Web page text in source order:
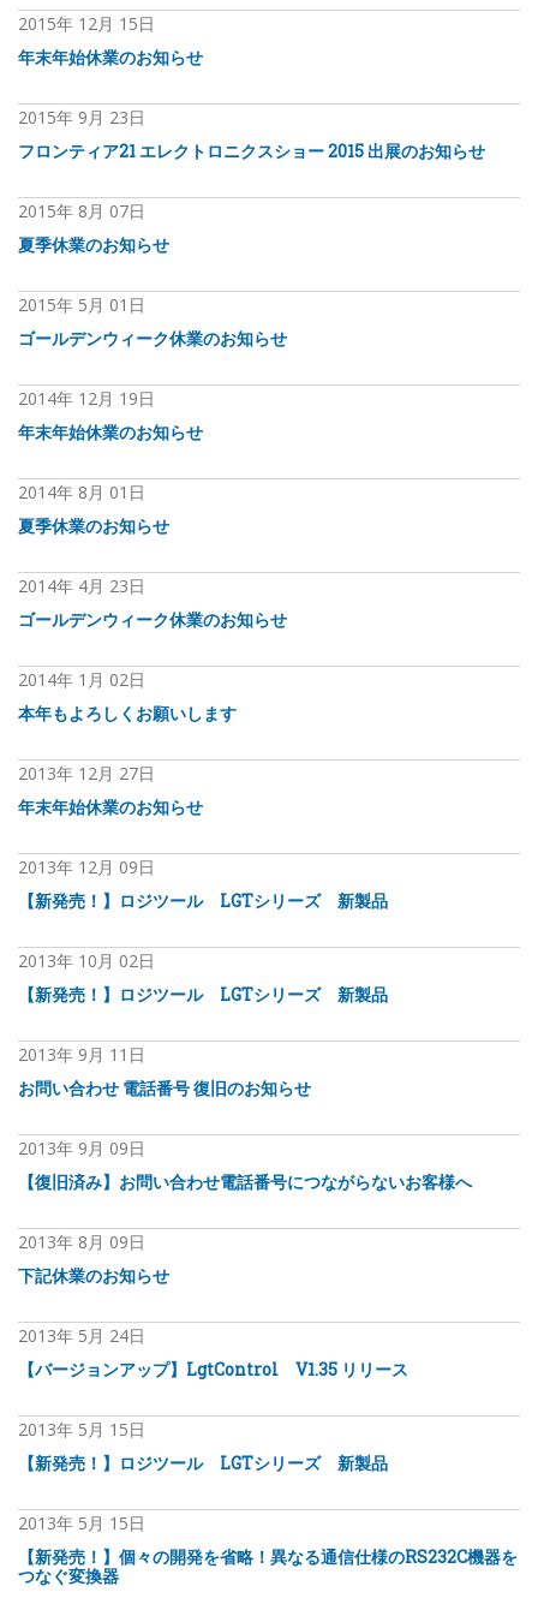
2015年 12月 15日
年末年始休業のお知らせ
2015年 9月 23日
フロンティア21 エレクトロニクスショー 2015 出展のお知らせ
2015年 8月 07日
夏季休業のお知らせ
2015年 5月 01日
ゴールデンウィーク休業のお知らせ
2014年 12月 19日
年末年始休業のお知らせ
2014年 8月 01日
夏季休業のお知らせ
2014年 4月 23日
ゴールデンウィーク休業のお知らせ
2014年 1月 02日
本年もよろしくお願いします
2013年 12月 27日
年末年始休業のお知らせ
2013年 12月 09日
【新発売！】ロジツール LGTシリーズ 新製品
2013年 10月 02日
【新発売！】ロジツール LGTシリーズ 新製品
2013年 9月 11日
お問い合わせ 電話番号 復旧のお知らせ
2013年 9月 09日
【復旧済み】お問い合わせ電話番号につながらないお客様へ
2013年 8月 09日
下記休業のお知らせ
2013年 5月 24日
【バージョンアップ】LgtControl V1.35 リリース
2013年 5月 15日
【新発売！】ロジツール LGTシリーズ 新製品
2013年 5月 15日
【新発売！】個々の開発を省略！異なる通信仕様のRS232C機器を
つなぐ変換器